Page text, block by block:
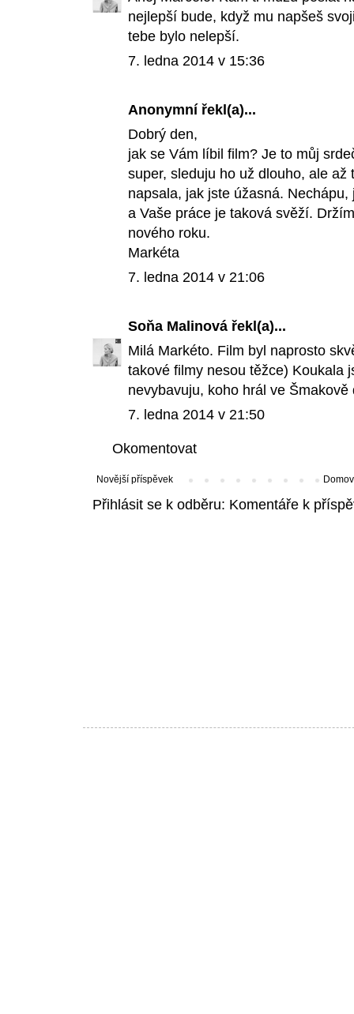
nejlepší bude, když mu napšeš
tebe bylo nelepší.
7. ledna 2014 v 15:36
Anonymní řekl(a)...
Dobrý den,
jak se Vám líbil film? Je to můj
super, sleduju ho už dlouho, ale
napsala, jak jste úžasná.
a Vaše práce je taková svěží.
nového roku.
Markéta
7. ledna 2014 v 21:06
Soňa Malinová řekl(a)...
Milá Markéto. Film byl naprosto
takové filmy nesou těžce) Koukala
nevybavuju, koho hrál ve Šmakově
7. ledna 2014 v 21:50
Okomentovat
Novější příspěvek
Přihlásit se k odběru: Komentáře k